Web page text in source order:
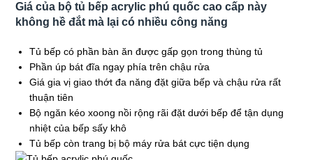
Giá của bộ tủ bếp acrylic phú quốc cao cấp này
không hề đắt mà lại có nhiều công năng
Tủ bếp có phần bàn ăn được gấp gọn trong thùng tủ
Phần úp bát đĩa ngay phía trên chậu rửa
Giá gia vị giao thớt đa năng đặt giữa bếp và chậu rửa rất
thuận tiên
Bộ ngăn kéo xoong nồi rộng rãi đặt dưới bếp để tận dụng
nhiệt của bếp sấy khô
Tủ bếp còn trang bị bộ máy rửa bát cực tiện dụng